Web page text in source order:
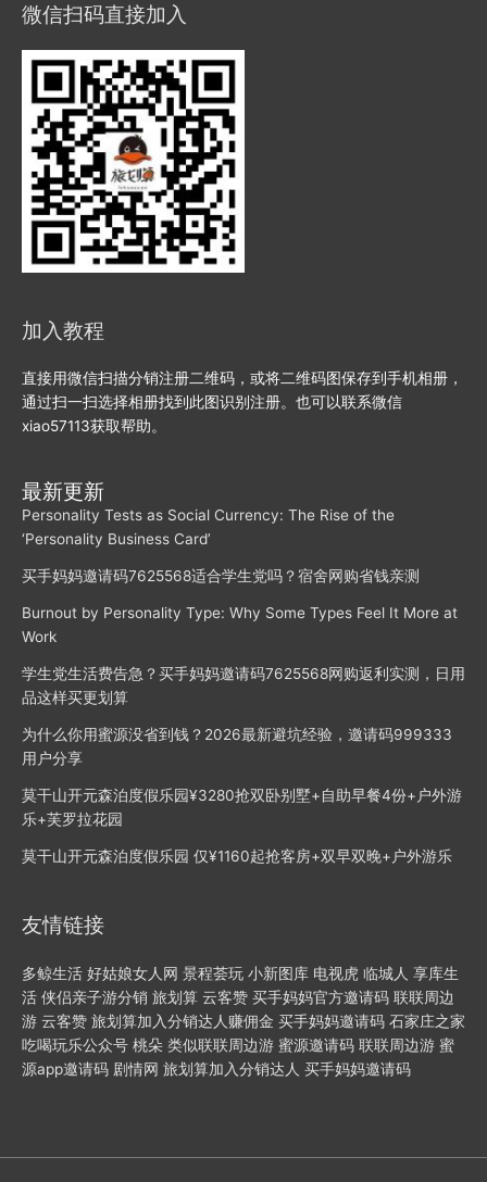
微信扫码直接加入
加入教程
直接用微信扫描分销注册二维码，或将二维码图保存到手机相册，
通过扫一扫选择相册找到此图识别注册。也可以联系微信
xiao57113获取帮助。
最新更新
Personality Tests as Social Currency: The Rise of the
‘Personality Business Card’
买手妈妈邀请码7625568适合学生党吗？宿舍网购省钱亲测
Burnout by Personality Type: Why Some Types Feel It More at
Work
学生党生活费告急？买手妈妈邀请码7625568网购返利实测，日用
品这样买更划算
为什么你用蜜源没省到钱？2026最新避坑经验，邀请码999333
用户分享
莫干山开元森泊度假乐园¥3280抢双卧别墅+自助早餐4份+户外游
乐+芙罗拉花园
莫干山开元森泊度假乐园 ​仅¥1160起抢客房+双早双晚+户外游乐
友情链接
多鲸生活 好姑娘女人网 景程荟玩 小新图库 电视虎 临城人 享库生
活 侠侣亲子游分销 旅划算 云客赞 买手妈妈官方邀请码 联联周边
游 云客赞 旅划算加入分销达人赚佣金 买手妈妈邀请码 石家庄之家
吃喝玩乐公众号 桃朵 类似联联周边游 蜜源邀请码 联联周边游 蜜
源app邀请码 剧情网 旅划算加入分销达人 买手妈妈邀请码